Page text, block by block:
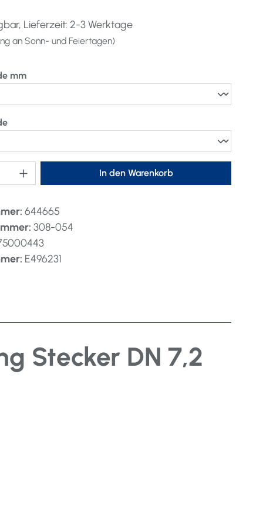
Lieferzeit: 2-3 Werktage
an Sonn- und Feiertagen)
mmauswählen
auswählen
Gib den gewünschten Wert ein
In den Warenkorb
644665
308-054
E496231
Stecker DN 7,2